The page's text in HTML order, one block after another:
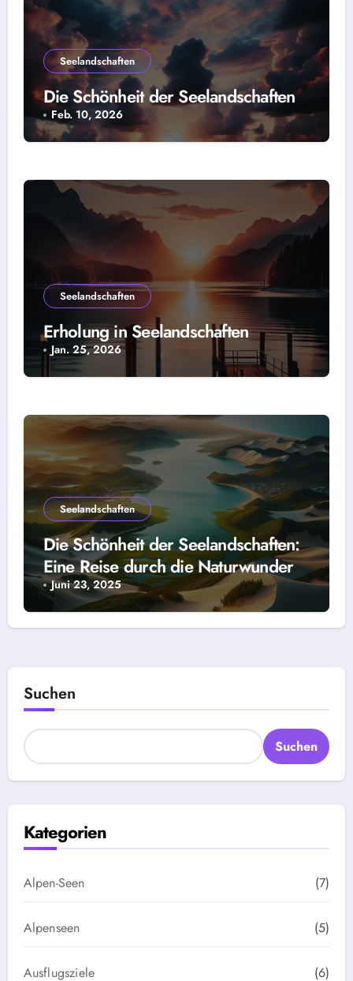
Seelandschaften
Die Schönheit der Seelandschaften
Feb. 10, 2026
Seelandschaften
Erholung in Seelandschaften
Jan. 25, 2026
Seelandschaften
Die Schönheit der Seelandschaften:
Eine Reise durch die Naturwunder
Juni 23, 2025
Suchen
Suchen
Kategorien
Alpen-Seen (7)
Alpenseen (5)
Ausflugsziele (6)